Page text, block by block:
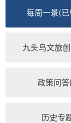
每周一景(已
九头鸟文旅
政策问
历史专